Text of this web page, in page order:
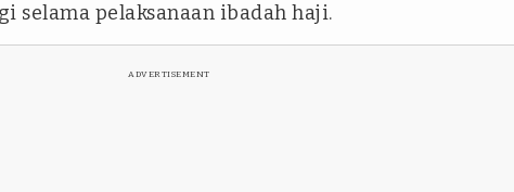
selama pelaksanaan ibadah haji.
ADVERTISEMENT